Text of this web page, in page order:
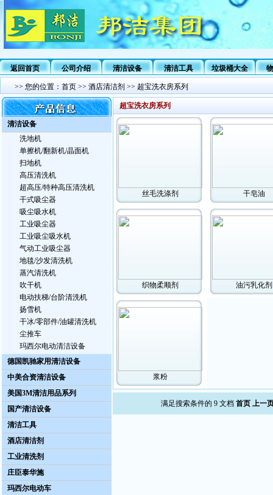
返回首页 公司介绍 清洁设备 清洁工具 垃圾桶大全
>> 您的位置： 首页 >> 酒店清洁剂 >> 超宝洗衣房系列
清洁设备
洗地机
单擦机/翻新机/晶面机
扫地机
高压清洗机
超高压/特种高压清洗机
干式吸尘器
吸尘吸水机
工业吸尘器
工业吸尘吸水机
气动工业吸尘器
地毯/沙发清洗机
蒸汽清洗机
吹干机
电动扶梯/台阶清洗机
扬雪机
干冰/零部件/油罐清洗机
尘推车
玛西尔电动清洁设备
德国凯驰家用清洁设备
中美合资清洁设备
美国3M清洁用品系列
国产清洁设备
清洁工具
酒店清洁剂
工业清洗剂
庄臣泰华施
玛西尔电动车
超宝洗衣房系列
丝毛洗涤剂 干皂油
织物柔顺剂 油污乳化剂
浆粉
满足搜索条件的 9 文档首页 上一